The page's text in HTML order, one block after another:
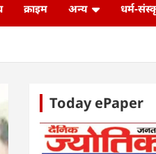
क्राइम अन्य धर्म-
Today ePaper